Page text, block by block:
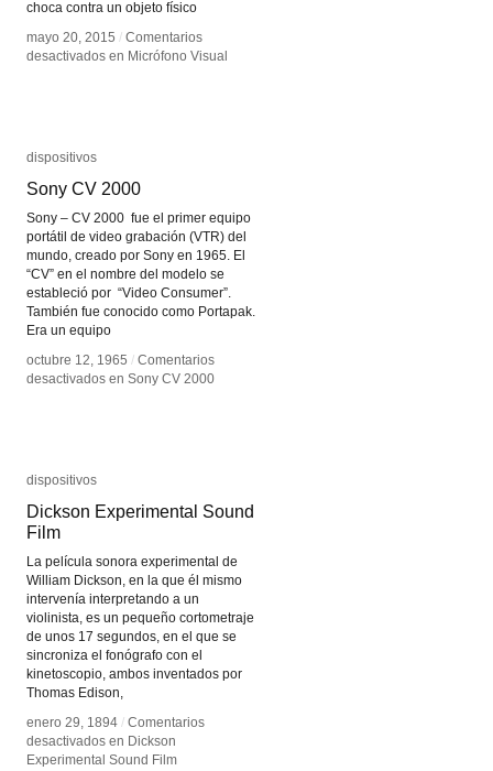
choca contra un objeto físico
mayo 20, 2015 / Comentarios
desactivados en Micrófono Visual
mayo 20, 2015 / Comentarios
desactivados en Micrófono Visual
dispositivos
Sony CV 2000
Sony – CV 2000 fue el primer equipo
portátil de video grabación (VTR) del
mundo, creado por Sony en 1965. El
“CV” en el nombre del modelo se
estableció por “Video Consumer”.
También fue conocido como Portapak.
Era un equipo
octubre 12, 1965 / Comentarios
desactivados en Sony CV 2000
dispositivos
Sony CV 2000
octubre 12, 1965 / Comentarios
desactivados en Sony CV 2000
dispositivos
Dickson Experimental Sound
Film
La película sonora experimental de
William Dickson, en la que él mismo
intervenía interpretando a un
violinista, es un pequeño cortometraje
de unos 17 segundos, en el que se
sincroniza el fonógrafo con el
kinetoscopio, ambos inventados por
Thomas Edison,
enero 29, 1894 / Comentarios
desactivados en Dickson
Experimental Sound Film
dispositivos
Dickson Experimental Sound
Film
enero 29, 1894 / Comentarios
desactivados en Dickson
Experimental Sound Film